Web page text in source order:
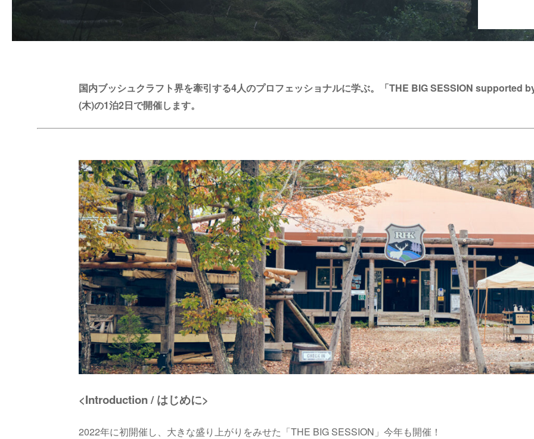
国内ブッシュクラフト界を牽引する4人のプロフェッショナルに学ぶ。「THE BIG SESSION supported
(木)の1泊2日で開催します。
<Introduction / はじめに>
2022年に初開催し、大きな盛り上がりをみせた「THE BIG SESSION」今年も開催！